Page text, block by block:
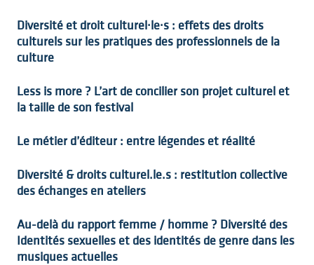
Diversité et droit culturel·le·s : effets des droits
culturels sur les pratiques des professionnels de la
culture
Less is more ? L’art de concilier son projet culturel et
la taille de son festival
Le métier d’éditeur : entre légendes et réalité
Diversité & droits culturel.le.s : restitution collective
des échanges en ateliers
Au-delà du rapport femme / homme ? Diversité des
Identités sexuelles et des identités de genre dans les
musiques actuelles